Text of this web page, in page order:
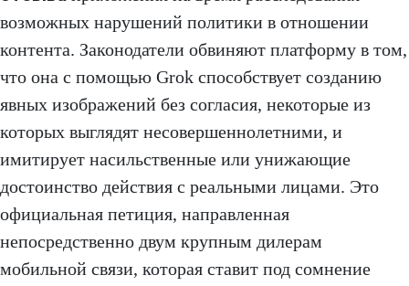
возможных нарушений политики в отношении
контента. Законодатели обвиняют платформу в том,
что она с помощью Grok способствует созданию
явных изображений без согласия, некоторые из
которых выглядят несовершеннолетними, и
имитирует насильственные или унижающие
достоинство действия с реальными лицами. Это
официальная петиция, направленная
непосредственно двум крупным дилерам
мобильной связи, которая ставит под сомнение